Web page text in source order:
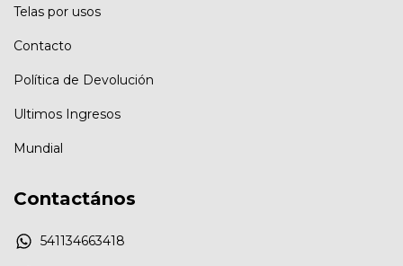
Telas por usos
Contacto
Política de Devolución
Ultimos Ingresos
Mundial
Contactános
541134663418